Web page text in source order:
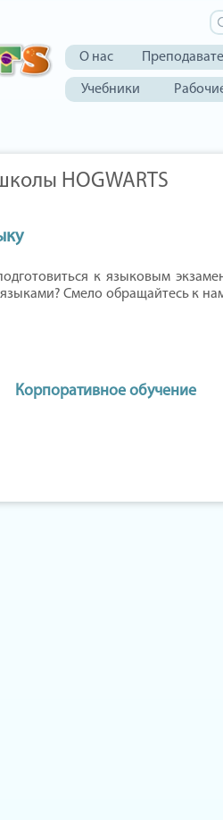
О нас
Учебники
HOGWARTS
к языковым
Смело обращайтесь к
Корпоративное обучение